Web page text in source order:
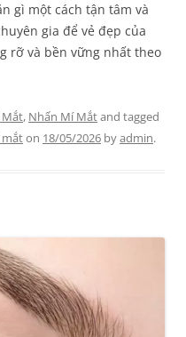
gì một cách tận tâm và
gia để vẻ đẹp của
rỡ và bền vững nhất theo
Mắt, Nhấn Mí Mắtand tagged
mắton 18/05/2026 byadmin.